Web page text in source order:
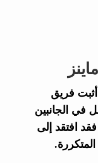
فريق
في الجانبين
فقد افتقد إلى